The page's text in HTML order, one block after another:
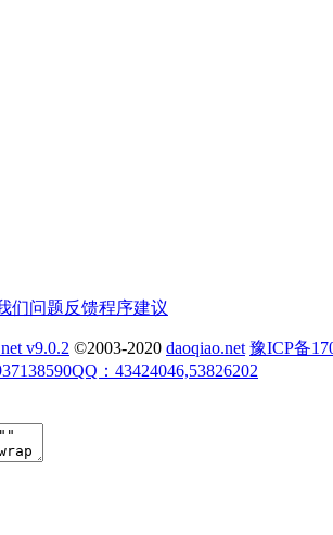
们问题反馈程序建议
v9.0.2 ©2003-2020 daoqiao.net 豫ICP备
：43424046,53826202